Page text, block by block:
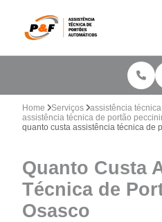
Home Serviços
assistência
assistência técnica de portão
quanto custa assistência técnica de
Quanto Custa
Técnica de
Osasco